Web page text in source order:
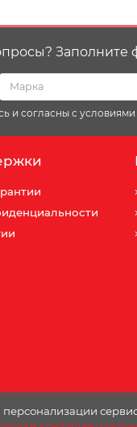
и согласны с